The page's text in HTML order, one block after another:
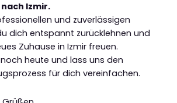
Izmir.
und zuverlässigen
dich entspannt zurücklehnen und
Zuhause in Izmir freuen.
heute und lass uns den
für dich vereinfachen.